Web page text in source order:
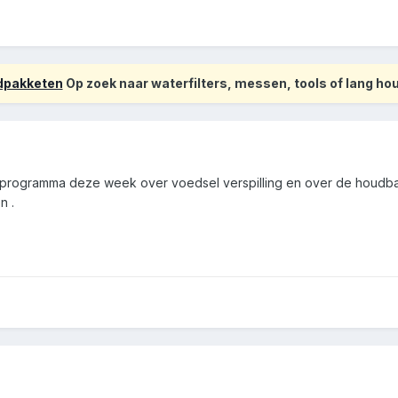
Op zoek naar waterfilters, messen, tools of lang
deze week over voedsel verspilling en over de
.